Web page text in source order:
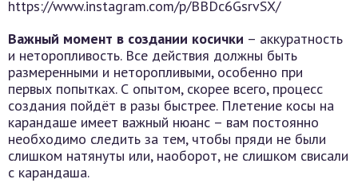
https://www.instagram.com/p/BBDc6GsrvSX/
Важный момент в создании косички – аккуратность
и неторопливость. Все действия должны быть
размеренными и неторопливыми, особенно при
первых попытках. С опытом, скорее всего, процесс
создания пойдёт в разы быстрее. Плетение косы на
карандаше имеет важный нюанс – вам постоянно
необходимо следить за тем, чтобы пряди не были
слишком натянуты или, наоборот, не слишком свисали
с карандаша.